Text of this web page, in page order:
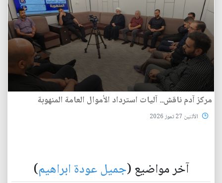
مركز آدم ناقش.. آليات استرداد الأموال العامة المنهوبة
الأثنين 27 تموز 2026
آخر مواضيع (جميل عودة ابراهيم)